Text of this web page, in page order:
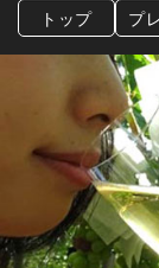
トップ プ